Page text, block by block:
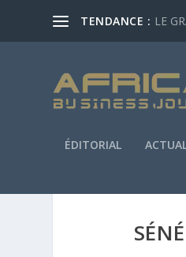
TENDANCE : LE
ÉDITORIAL